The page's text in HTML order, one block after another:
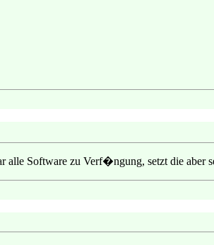
alle Software zu Verf�ngung, setzt die